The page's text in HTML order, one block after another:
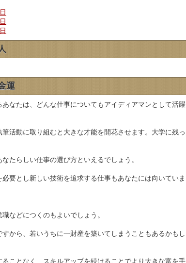
運
なたは、どんな仕事についてもアイディアマンとして活躍
活動に取り組むと大きな才能を開花させます。大学に残っ
たらしい仕事の選び方といえるでしょう。
要とし新しい技術を追求する仕事もあなたには向いていま
などにつくのもよいでしょう。
から、若いうちに一財産を築いてしまうこともあるかもし
ことなく、スキルアップを続けることでより大きな富を手